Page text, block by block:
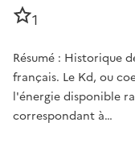
1
Résumé : Historique
français. Le Kd, ou
l'énergie disponible
correspondant à…